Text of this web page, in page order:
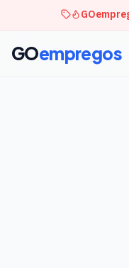
GOempregos